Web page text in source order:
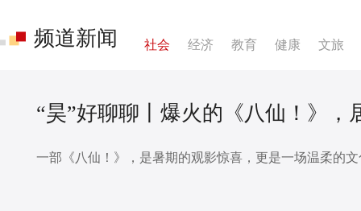
频道新闻 社会 经济 教育 健康 文旅
“昊”好聊聊丨爆火的《八仙！》
一部《八仙！》，是暑期的观影惊喜，更是一场温柔的